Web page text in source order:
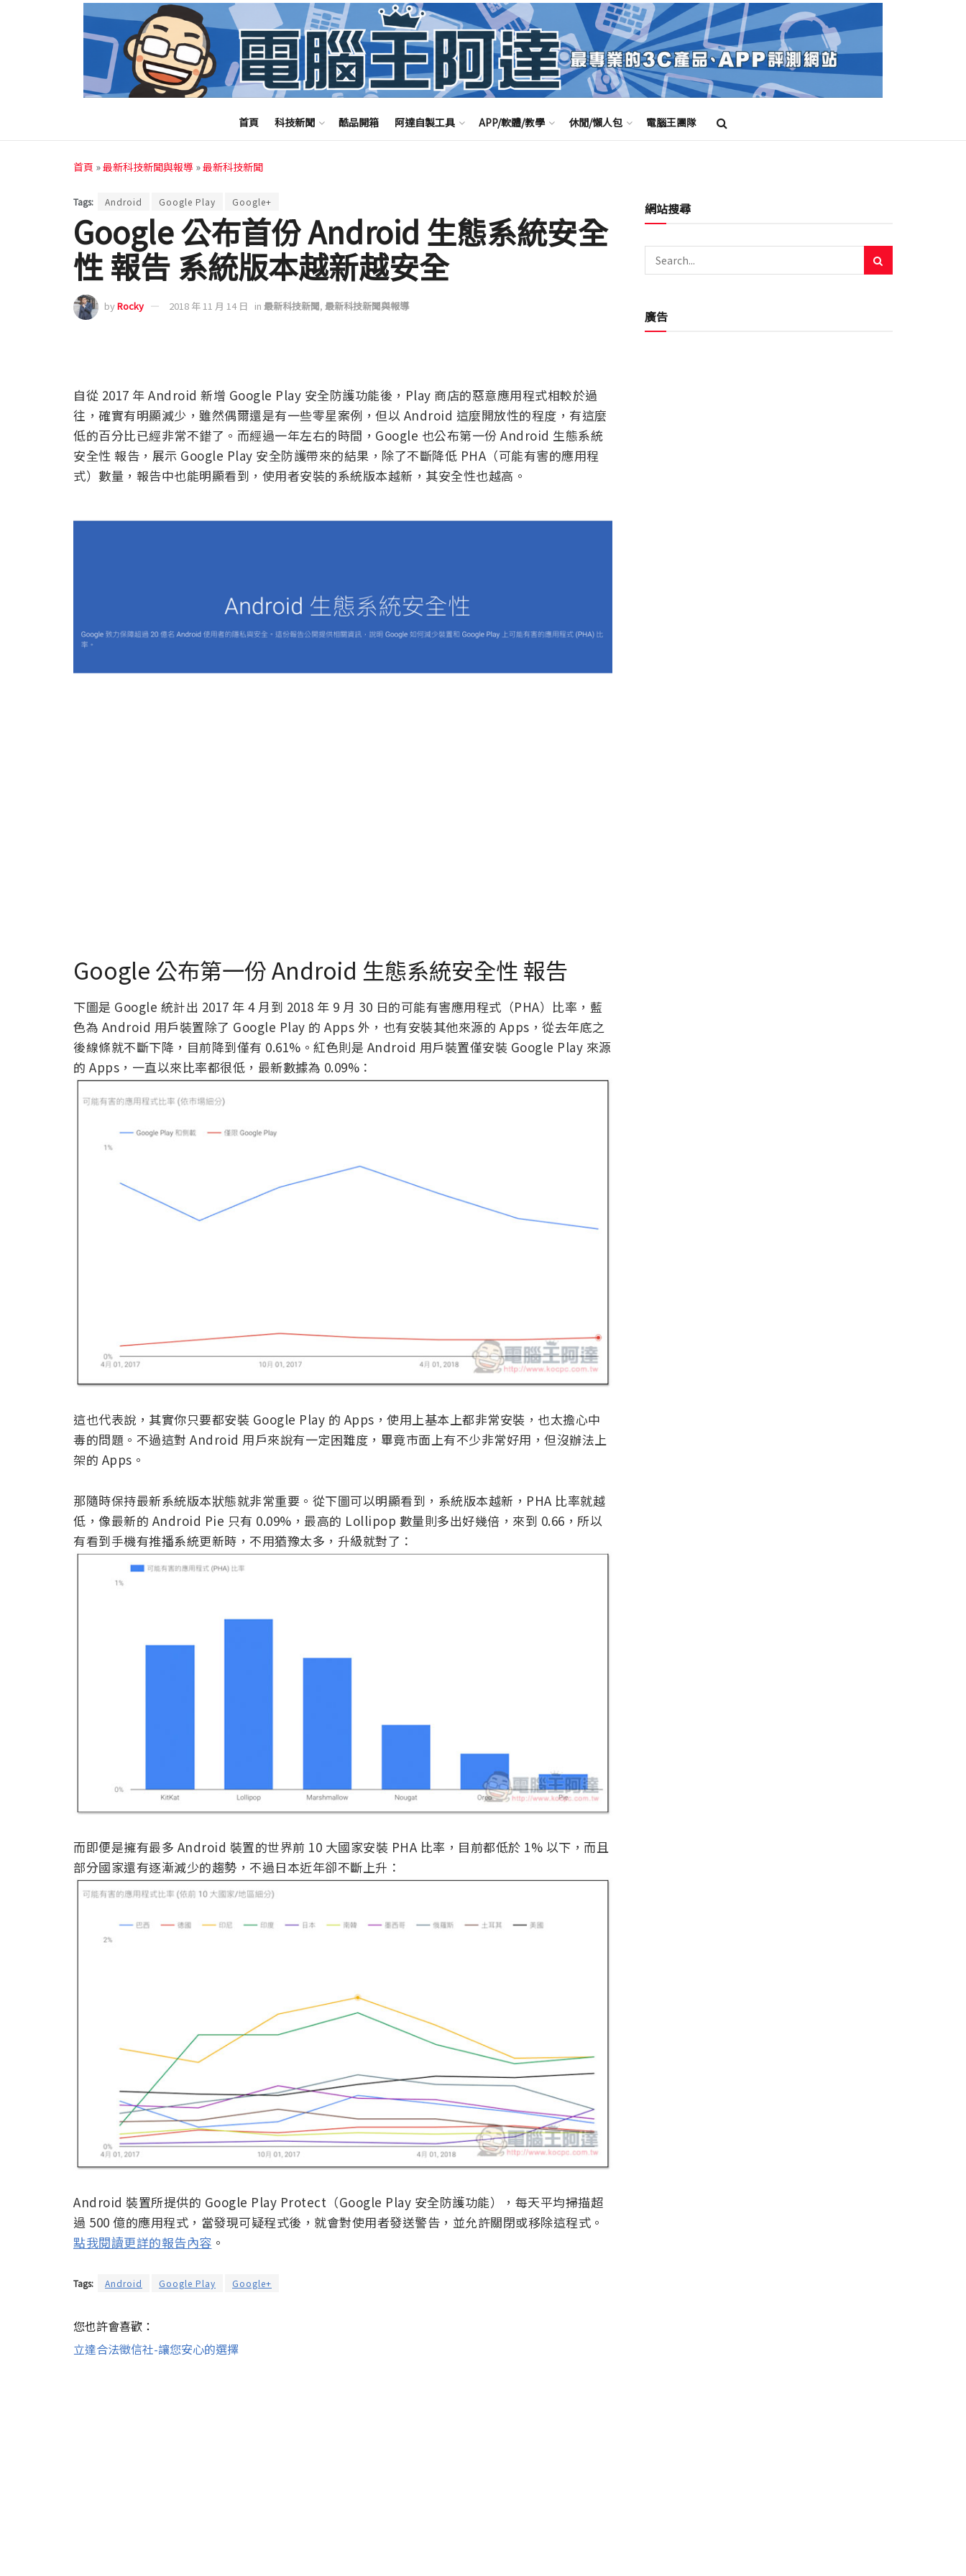
首頁 科技新聞 酷品開箱 阿達自製工具 APP/軟體/教學 休閒/懶人包 電腦王團隊
首頁 »最新科技新聞與報導 »最新科技新聞
Tags: Android Google Play Google+
Google 公布首份 Android 生態系統安全
性 報告 系統版本越新越安全
byRocky 2018 年 11 月 14 日 in 最新科技新聞, 最新科技新聞與報導
自從 2017 年 Android 新增 Google Play 安全防護功能後，Play 商店的惡意應用程式相較於過
往，確實有明顯減少，雖然偶爾還是有一些零星案例，但以 Android 這麼開放性的程度，有這麼
低的百分比已經非常不錯了。而經過一年左右的時間，Google 也公布第一份 Android 生態系統
安全性 報告，展示 Google Play 安全防護帶來的結果，除了不斷降低 PHA（可能有害的應用程
式）數量，報告中也能明顯看到，使用者安裝的系統版本越新，其安全性也越高。
Google 公布第一份 Android 生態系統安全性 報告
下圖是 Google 統計出 2017 年 4 月到 2018 年 9 月 30 日的可能有害應用程式（PHA）比率，藍
色為 Android 用戶裝置除了 Google Play 的 Apps 外，也有安裝其他來源的 Apps，從去年底之
後線條就不斷下降，目前降到僅有 0.61%。紅色則是 Android 用戶裝置僅安裝 Google Play 來源
的 Apps，一直以來比率都很低，最新數據為 0.09%：
這也代表說，其實你只要都安裝 Google Play 的 Apps，使用上基本上都非常安裝，也太擔心中
毒的問題。不過這對 Android 用戶來說有一定困難度，畢竟市面上有不少非常好用，但沒辦法上
架的 Apps。
那隨時保持最新系統版本狀態就非常重要。從下圖可以明顯看到，系統版本越新，PHA 比率就越
低，像最新的 Android Pie 只有 0.09%，最高的 Lollipop 數量則多出好幾倍，來到 0.66，所以
有看到手機有推播系統更新時，不用猶豫太多，升級就對了：
而即便是擁有最多 Android 裝置的世界前 10 大國家安裝 PHA 比率，目前都低於 1% 以下，而且
部分國家還有逐漸減少的趨勢，不過日本近年卻不斷上升：
Android 裝置所提供的 Google Play Protect（Google Play 安全防護功能），每天平均掃描超
過 500 億的應用程式，當發現可疑程式後，就會對使用者發送警告，並允許關閉或移除這程式。
點我閱讀更詳的報告內容 。
Tags: Android Google Play Google+
您也許會喜歡：
立達合法徵信社-讓您安心的選擇
網站搜尋
廣告